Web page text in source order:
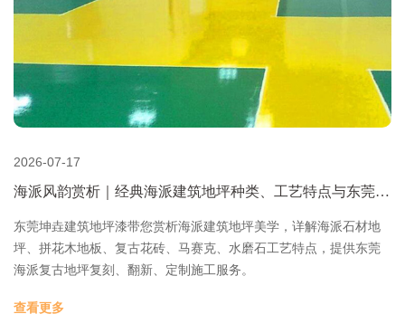
2026-07-17
海派风韵赏析｜经典海派建筑地坪种类、工艺特点与东莞现
东莞坤垚建筑地坪漆带您赏析海派建筑地坪美学，详解海派石材地
坪、拼花木地板、复古花砖、马赛克、水磨石工艺特点，提供东莞
海派复古地坪复刻、翻新、定制施工服务。
查看更多